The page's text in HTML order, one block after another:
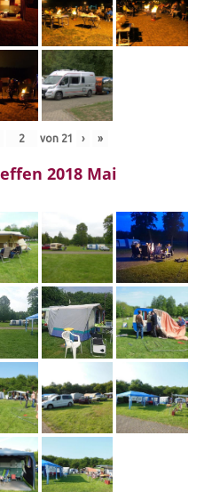
von 21 › »
2018 Mai